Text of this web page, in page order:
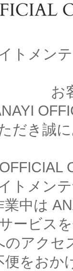
トメン
お
だき誠
トメン
中は
ービス
のアクセ
便をおか